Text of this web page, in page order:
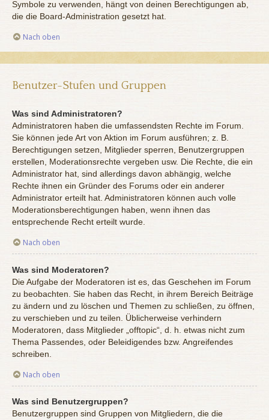
Symbole zu verwenden, hängt von deinen Berechtigungen ab,
die die Board-Administration gesetzt hat.
Nach oben
Benutzer-Stufen und Gruppen
Was sind Administratoren?
Administratoren haben die umfassendsten Rechte im Forum.
Sie können jede Art von Aktion im Forum ausführen; z. B.
Berechtigungen setzen, Mitglieder sperren, Benutzergruppen
erstellen, Moderationsrechte vergeben usw. Die Rechte, die ein
Administrator hat, sind allerdings davon abhängig, welche
Rechte ihnen ein Gründer des Forums oder ein anderer
Administrator erteilt hat. Administratoren können auch volle
Moderationsberechtigungen haben, wenn ihnen das
entsprechende Recht erteilt wurde.
Nach oben
Was sind Moderatoren?
Die Aufgabe der Moderatoren ist es, das Geschehen im Forum
zu beobachten. Sie haben das Recht, in ihrem Bereich Beiträge
zu ändern und zu löschen und Themen zu schließen, zu öffnen,
zu verschieben und zu teilen. Üblicherweise verhindern
Moderatoren, dass Mitglieder „offtopic“, d. h. etwas nicht zum
Thema Passendes, oder Beleidigendes bzw. Angreifendes
schreiben.
Nach oben
Was sind Benutzergruppen?
Benutzergruppen sind Gruppen von Mitgliedern, die die